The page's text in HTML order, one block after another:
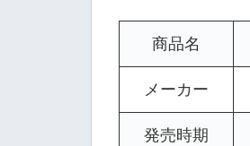
商品名
メーカー
発売時期